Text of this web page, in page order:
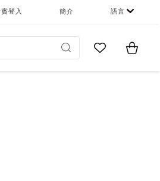
登入 簡介 語言
Go to MyItems